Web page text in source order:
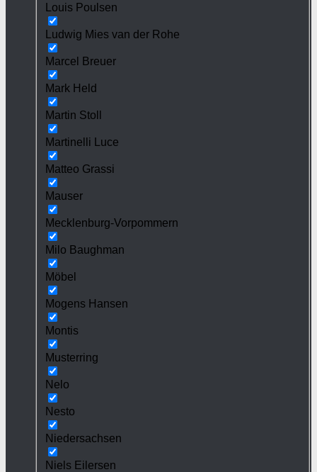
Louis Poulsen
Ludwig Mies van der Rohe
Marcel Breuer
Mark Held
Martin Stoll
Martinelli Luce
Matteo Grassi
Mauser
Mecklenburg-Vorpommern
Milo Baughman
Möbel
Mogens Hansen
Montis
Musterring
Nelo
Nesto
Niedersachsen
Niels Eilersen